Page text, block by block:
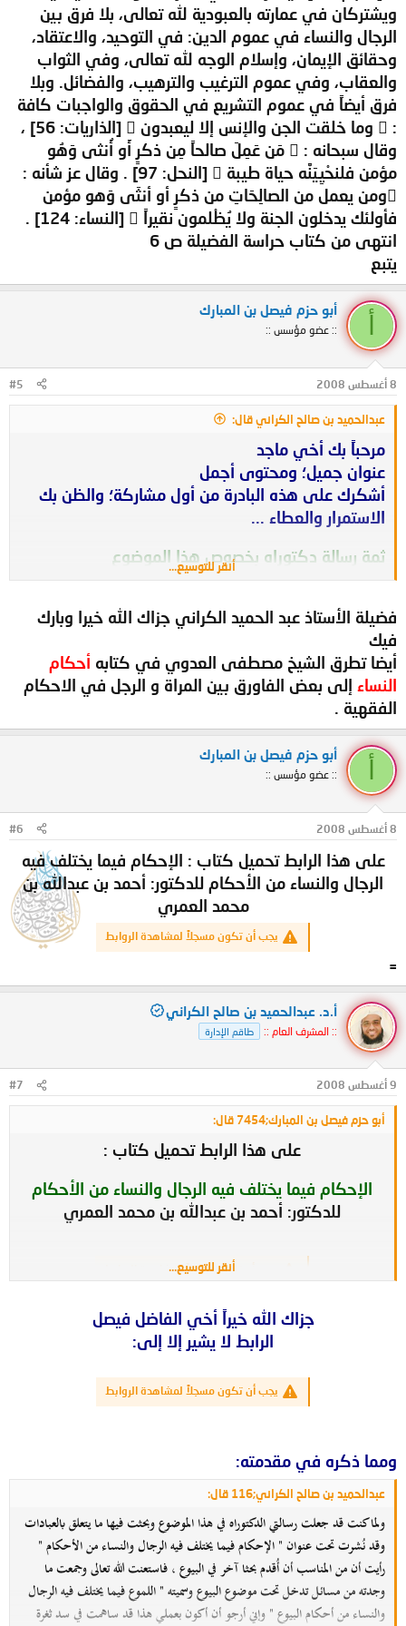
ويشتركان في عمارته بالعبودية لله تعالى، بلا فرق بين
الرجال والنساء في عموم الدين: في التوحيد، والاعتقاد،
وحقائق الإيمان، وإسلام الوجه لله تعالى، وفي الثواب
والعقاب، وفي عموم الترغيب والترهيب، والفضائل. وبلا
فرق أيضاً في عموم التشريع في الحقوق والواجبات كافة
:  وما خلقت الجن والإنس إلا ليعبدون  [الذاريات: 56] ،
وقال سبحانه :  مَن عَمِلَ صالحاً مِن ذكرٍ أَو أُنثى وَهُو
مؤمن فلنحْيِيَنَّه حياة طيبة  [النحل: 97] . وقال عز شأنه :
ومن يعمل من الصالِحَاتِ من ذكرٍ أو أنثَى وَهو مؤمن
فأولئك يدخلون الجنة ولا يُظْلمون نقيراً  [النساء: 124] .
انتهى من كتاب حراسة الفضيلة ص 6
يتبع
أبو حزم فيصل بن المبارك
:: عضو مؤسس ::
8 أغسطس 2008 #5
عبدالحميد بن صالح الكراني قال:
مرحباً بك أخي ماجد
عنوان جميل؛ ومحتوى أجمل
أشكرك على هذه البادرة من أول مشاركة؛ والظن بك
الاستمرار والعطاء ...
ثمة رسالة دكتوراه بخصوص هذا الموضوع
وسبحان الله؛ كدت أطرح هذا الموضوع بذكر عنوان
أسبوع؛ غير أنه لم يتيسر لي ذلك.
والمتيسر لي الآن
الإحكام فيما يختلف فيه الرجال والنساء من
الأحكام
للدكتور: أحمد بن عبدالله بن محمد العمري
الأستاذ المساعد بقسم الفقه بالجامعة الإسلامية
نال بها مرتبة الشرف الأولى
وطبعتها دار ابن عفان في مجلدين الطبعة الأولى
أنقر للتوسيع...
فضيلة الأستاذ عبد الحميد الكراني جزاك الله خيرا وبارك
فيك
أيضا تطرق الشيخ مصطفى العدوي في كتابه أحكام
النساء إلى بعض الفاورق بين المراة و الرجل في الاحكام
الفقهية .
أبو حزم فيصل بن المبارك
:: عضو مؤسس ::
8 أغسطس 2008 #6
على هذا الرابط تحميل كتاب : الإحكام فيما يختلف فيه
الرجال والنساء من الأحكام للدكتور: أحمد بن عبدالله بن
محمد العمري
يجب أن تكون مسجلاً لمشاهدة الروابط
=
أ.د. عبدالحميد بن صالح الكراني
:: المشرف العام :: طاقم الإدارة
9 أغسطس 2008 #7
أبو حزم فيصل بن المبارك;7454 قال:
على هذا الرابط تحميل كتاب :
الإحكام فيما يختلف فيه الرجال والنساء من الأحكام
للدكتور: أحمد بن عبدالله بن محمد العمري
يجب أن تكون مسجلاً لمشاهدة الروابط
أنقر للتوسيع...
جزاك الله خيراً أخي الفاضل فيصل
الرابط لا يشير إلا إلى:
يجب أن تكون مسجلاً لمشاهدة الروابط
ومما ذكره في مقدمته:
عبدالحميد بن صالح الكراني;116 قال:
ولما كنت قد جعلت رسالتي الدكتوراه في هذا الموضوع وبحثت فيها ما يتعلق بالعبادات
وقد نُشرت تحت عنوان " الإحكام فيما يختلف فيه الرجال والنساء من الأحكام "
رأيت أن من المناسب أن أُقدم بحثا آخر في البيوع ، فاستعنت الله تعالى وجمعت ما
وجدته من مسائل تدخل تحت موضوع البيوع وسميته " اللموع فيما يختلف فيه الرجال
والنساء من أحكام البيوع " وإني أرجو أن أكون بعملي هذا قد ساهمت في سد ثغرة